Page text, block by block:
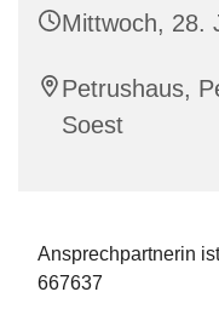
Mittwoch, 28.
Petrushaus,
Soest
Ansprechpartnerin
667637